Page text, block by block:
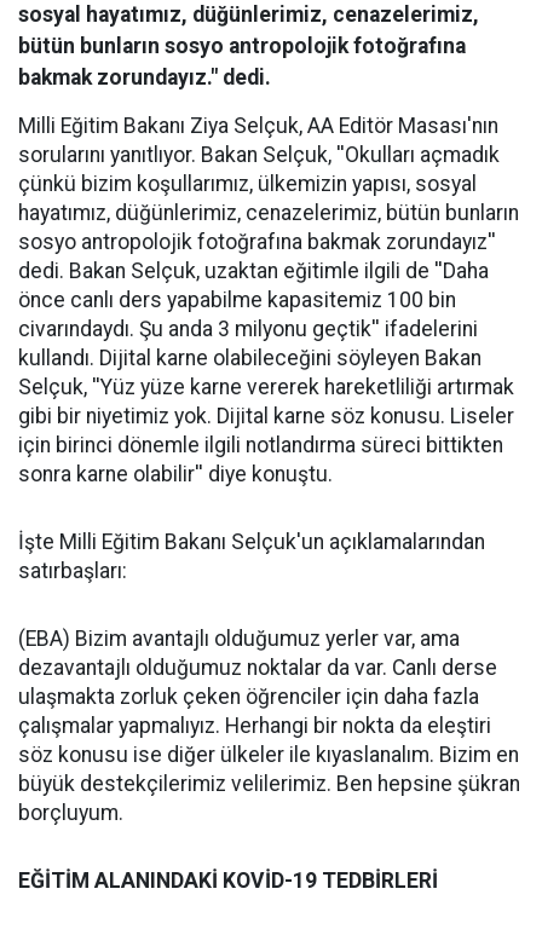
sosyal hayatımız, düğünlerimiz, cenazelerimiz,
bütün bunların sosyo antropolojik fotoğrafına
bakmak zorundayız." dedi.
Milli Eğitim Bakanı Ziya Selçuk, AA Editör Masası'nın
sorularını yanıtlıyor. Bakan Selçuk, ''Okulları açmadık
çünkü bizim koşullarımız, ülkemizin yapısı, sosyal
hayatımız, düğünlerimiz, cenazelerimiz, bütün bunların
sosyo antropolojik fotoğrafına bakmak zorundayız''
dedi. Bakan Selçuk, uzaktan eğitimle ilgili de ''Daha
önce canlı ders yapabilme kapasitemiz 100 bin
civarındaydı. Şu anda 3 milyonu geçtik'' ifadelerini
kullandı. Dijital karne olabileceğini söyleyen Bakan
Selçuk, ''Yüz yüze karne vererek hareketliliği artırmak
gibi bir niyetimiz yok. Dijital karne söz konusu. Liseler
için birinci dönemle ilgili notlandırma süreci bittikten
sonra karne olabilir'' diye konuştu.
İşte Milli Eğitim Bakanı Selçuk'un açıklamalarından
satırbaşları:
(EBA) Bizim avantajlı olduğumuz yerler var, ama
dezavantajlı olduğumuz noktalar da var. Canlı derse
ulaşmakta zorluk çeken öğrenciler için daha fazla
çalışmalar yapmalıyız. Herhangi bir nokta da eleştiri
söz konusu ise diğer ülkeler ile kıyaslanalım. Bizim en
büyük destekçilerimiz velilerimiz. Ben hepsine şükran
borçluyum.
EĞİTİM ALANINDAKİ KOVİD-19 TEDBİRLERİ